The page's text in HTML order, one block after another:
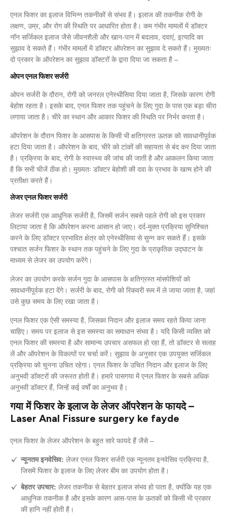
एनल फिशर का इलाज विभिन्न तकनीकों से संभव है। इलाज की तकनीक रोगी के
लक्षण, उम्र, और रोग की स्थिति पर आधारित होता है। कम गंभीर मामलों में डॉक्टर
नॉन सर्जिकल इलाज जैसे जीवनशैली और खान-पान में बदलाव, दवाएं, इत्यादि का
सुझाव दे सकते हैं। गंभीर मामलों में डॉक्टर ऑपरेशन का सुझाव दे सकते हैं। मुख्यतः
दो प्रकार के ऑपरेशन का सुझाव डॉक्टरों के द्वारा दिया जा सकता है –
ओपन एनल फिशर सर्जरी
ओपन सर्जरी के दौरान, रोगी को जनरल एनेस्थीसिया दिया जाता है, जिसके कारण रोगी
बेहोश रहता है। इसके बाद, एनल फिशर तक पहुंचने के लिए गुदा के पास एक बड़ा चीरा
लगाया जाता है। चीरे का स्थान और आकार फिशर की स्थिति पर निर्भर करता है।
ऑपरेशन के दौरान फिशर के आसपास के किसी भी क्षतिग्रस्त ऊतक को सावधानीपूर्वक
हटा दिया जाता है। ऑपरेशन के बाद, चीरे को टांकों की सहायता से बंद कर दिया जाता
है। प्रक्रिया के बाद, रोगी के स्वास्थ्य की जांच की जाती है और आकलन किया जाता
है कि सभी चीजें ठीक हो। मुख्यतः डॉक्टर बेहोशी की दवा के प्रभाव के खत्म होने की
प्रतीक्षा करते हैं।
लेजर एनल फिशर सर्जरी
लेजर सर्जरी एक आधुनिक सर्जरी है, जिसमें सर्जन सबसे पहले रोगी को इस प्रकार
लिटाया जाता है कि ऑपरेशन करना आसान हो जाए। दर्द-मुक्त प्रक्रिया सुनिश्चित
करने के लिए डॉक्टर प्रभावित क्षेत्र को एनेस्थीसिया से सुन्न कर सकते हैं। इसके
पश्चात सर्जन फिशर के स्थान तक पहुंचने के लिए गुदा के प्राकृतिक उद्घाटन के
माध्यम से लेजर का उपयोग करेंगे।
लेजर का उपयोग करके सर्जन गुदा के आसपास के क्षतिग्रस्त मांसपेशियों को
सावधानीपूर्वक हटा देंगे। सर्जरी के बाद, रोगी को रिकवरी रूम में ले जाया जाता है, जहां
उसे कुछ समय के लिए रखा जाता है।
एनल फिशर एक ऐसी समस्या है, जिसका निदान और इलाज समय रहते किया जाना
चाहिए। समय पर इलाज से इस समस्या का समाधान संभव है। यदि किसी व्यक्ति को
एनल फिशर की समस्या है और सामान्य उपचार असफल हो रहा हैं, तो डॉक्टर से सलाह
लें और ऑपरेशन के विकल्पों पर चर्चा करें। सुझाव के अनुसार एक उपयुक्त सर्जिकल
प्रक्रिया को चुनना उचित रहेगा। एनल फिशर के उचित निदान और इलाज के लिए
अनुभवी डॉक्टरों की जरूरत होती है। हमारे पासगया में एनल फिशर के सबसे अधिक
अनुभवी डॉक्टर हैं, जिन्हें कई वर्षों का अनुभव है।
गया में फिशर के इलाज के लेजर ऑपरेशन के फायदे –
Laser Anal Fissure surgery ke fayde
एनल फिशर के लेजर ऑपरेशन के बहुत सारे फायदे हैं जैसे –
न्यूनतम इनवेसिव: लेजर एनल फिशर सर्जरी एक न्यूनतम इनवेसिव प्रक्रिया है,
जिसमें फिशर के इलाज के लिए लेजर बीम का उपयोग होता है।
बेहतर उपचार: लेजर तकनीक से बेहतर इलाज संभव हो पाता है, क्योंकि यह एक
आधुनिक तकनीक है और इसके कारण आस-पास के ऊतकों को किसी भी प्रकार
की हानि नहीं होती है।